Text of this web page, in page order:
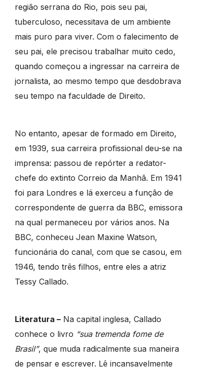
região serrana do Rio, pois seu pai,
tuberculoso, necessitava de um ambiente
mais puro para viver. Com o falecimento de
seu pai, ele precisou trabalhar muito cedo,
quando começou a ingressar na carreira de
jornalista, ao mesmo tempo que desdobrava
seu tempo na faculdade de Direito.
No entanto, apesar de formado em Direito,
em 1939, sua carreira profissional deu-se na
imprensa: passou de repórter a redator-
chefe do extinto Correio da Manhã. Em 1941
foi para Londres e lá exerceu a função de
correspondente de guerra da BBC, emissora
na qual permaneceu por vários anos. Na
BBC, conheceu Jean Maxine Watson,
funcionária do canal, com que se casou, em
1946, tendo três filhos, entre eles a atriz
Tessy Callado.
Literatura –Na capital inglesa, Callado
conhece o livro “sua tremenda fome de
Brasil”, que muda radicalmente sua maneira
de pensar e escrever. Lê incansavelmente